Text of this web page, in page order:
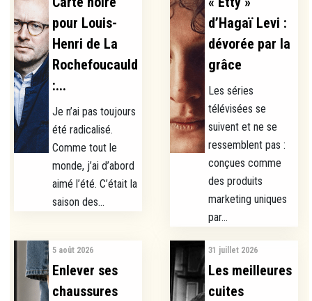
pour Louis-
Henri de La
Rochefoucauld
:...
Je n’ai pas toujours
été radicalisé.
Comme tout le
monde, j’ai d’abord
aimé l’été. C’était la
saison des...
d’Hagaï Levi :
dévorée par la
grâce
Les séries
télévisées se
suivent et ne se
ressemblent pas :
conçues comme
des produits
marketing uniques
par...
5 août 2026
Enlever ses
chaussures
31 juillet 2026
Les meilleures
cuites